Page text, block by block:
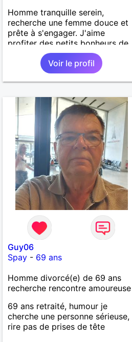
Homme tranquille serein,
recherche une femme douce et
prête à s'engager. J'aime
profiter des petits bonheurs de
la vie tout simplement.
Voir le profil
Guy06
Spay- 69 ans
Homme divorcé(e) de 69 ans
recherche rencontre amoureuse
69 ans retraité, humour je
cherche une personne sérieuse,
rire pas de prises de tête